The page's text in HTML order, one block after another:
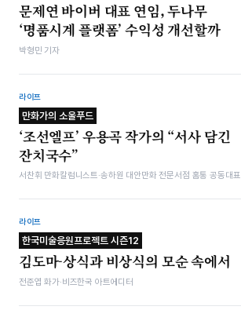
문제연 바이버 대표 연임, 두나무
‘명품시계 플랫폼’ 수익성 개선할까
박형민 기자
라이프
만화가의 소울푸드
‘조선엘프’ 우용곡 작가의 “서사 담긴
잔치국수”
서찬휘 만화칼럼니스트·송하원 대안만화 전문서점 홈통 공동대표
라이프
한국미술응원프로젝트 시즌12
김도마-상식과 비상식의 모순 속에서
전준엽 화가·비즈한국 아트에디터